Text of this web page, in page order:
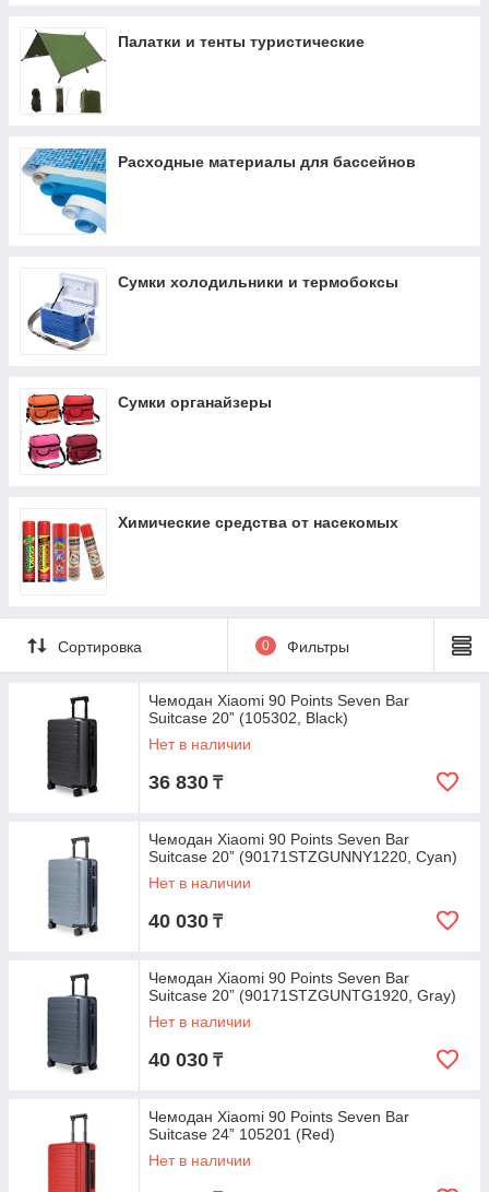
Палатки и тенты туристические
Расходные материалы для бассейнов
Сумки холодильники и термобоксы
Сумки органайзеры
Химические средства от насекомых
Сортировка 0 Фильтры
Чемодан Xiaomi 90 Points Seven Bar
Suitcase 20” (105302, Black)
Нет в наличии
36 830 ₸
Чемодан Xiaomi 90 Points Seven Bar
Suitcase 20” (90171STZGUNNY1220, Cyan)
Нет в наличии
40 030 ₸
Чемодан Xiaomi 90 Points Seven Bar
Suitcase 20” (90171STZGUNTG1920, Gray)
Нет в наличии
40 030 ₸
Чемодан Xiaomi 90 Points Seven Bar
Suitcase 24” 105201 (Red)
Нет в наличии